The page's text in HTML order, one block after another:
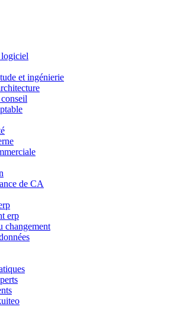
et ingénierie
de CA
erp
changement